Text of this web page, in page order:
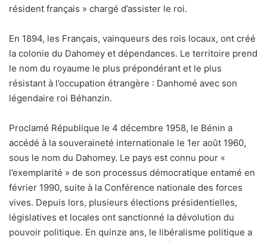
résident français » chargé d’assister le roi.
En 1894, les Français, vainqueurs des rois locaux, ont créé
la colonie du Dahomey et dépendances. Le territoire prend
le nom du royaume le plus prépondérant et le plus
résistant à l’occupation étrangère : Danhomé avec son
légendaire roi Béhanzin.
Proclamé République le 4 décembre 1958, le Bénin a
accédé à la souveraineté internationale le 1er août 1960,
sous le nom du Dahomey. Le pays est connu pour «
l’exemplarité » de son processus démocratique entamé en
février 1990, suite à la Conférence nationale des forces
vives. Depuis lors, plusieurs élections présidentielles,
législatives et locales ont sanctionné la dévolution du
pouvoir politique. En quinze ans, le libéralisme politique a